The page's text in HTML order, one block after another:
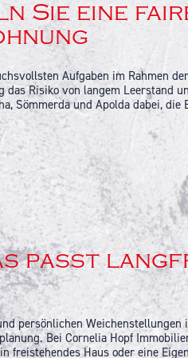
sollen Vermieter
Angabe, könnte die Wohnung
zu begrenzen.
höheren Dokumentationsaufwand.
ist es, sogenannte
werden. Eine Befristung wäre
Voraussetzungen könnten
sollen Mieterhöhungen in
mehr als 3 Prozent jährlich,
Sie eine
Aufgaben im Rahmen
Risiko von langem Leerstand
Sömmerda und Apolda dabei, die
Mietspiegel Ihrer Kommune,
In Städten ohne aktuellen
Marktwert abzuleiten.
Eine Wohnung in der Erfurter
ist. Als Experten für den
passt
persönlichen Weichenstellungen
Bei Cornelia Hopf
freistehendes Haus oder eine